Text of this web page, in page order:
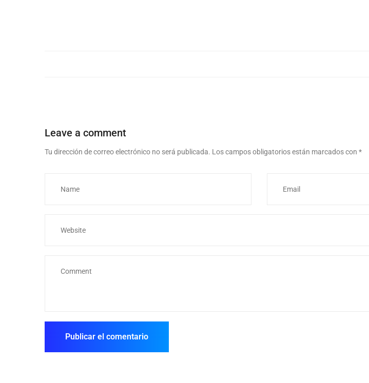
Leave a comment
Tu dirección de correo electrónico no será publicada. Los campos obligatorios están marcados con *